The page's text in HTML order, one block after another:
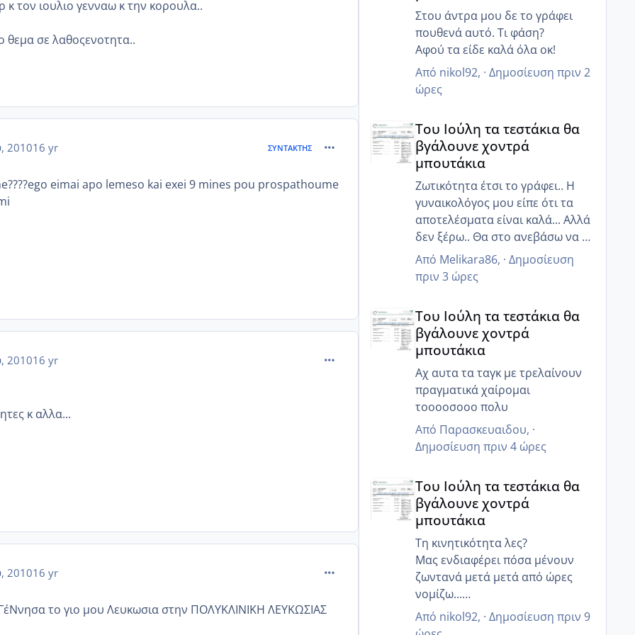
κ τον ιουλιο γενναω κ την κορουλα..
θεμα σε λαθοςενοτητα..
201016 yr ΣΥΝΤΆΚΤΗΣ comment_500000
eimai apo lemeso kai exei 9 mines pou prospathoume
201016 yr comment_500017
κ αλλα...
201016 yr comment_500025
το γιο μου Λευκωσια στην ΠΟΛΥΚΛΙΝΙΚΗ ΛΕΥΚΩΣΙΑΣ
Στου άντρα μου δε το γράφει
πουθενά αυτό. Τι φάση?
Αφού τα είδε καλά όλα οκ!
Από nikol92, · Δημοσίευση πριν 2
ώρες
Του Ιούλη τα τεστάκια θα
βγάλουνε χοντρά
μπουτάκια
Ζωτικότητα έτσι το γράφει.. Η
γυναικολόγος μου είπε ότι τα
αποτελέσματα είναι καλά... Αλλά
δεν ξέρω.. Θα στο ανεβάσω να το
δεις κ εσύ
Από Melikara86, · Δημοσίευση
πριν 3 ώρες
Του Ιούλη τα τεστάκια θα
βγάλουνε χοντρά
μπουτάκια
Αχ αυτα τα ταγκ με τρελαίνουν
πραγματικά χαίρομαι
τοοοοσοοο πολυ
Από Παρασκευαιδου, ·
Δημοσίευση πριν 4 ώρες
Του Ιούλη τα τεστάκια θα
βγάλουνε χοντρά
μπουτάκια
Τη κινητικότητα λες?
Μας ενδιαφέρει πόσα μένουν
ζωντανά μετά μετά από ώρες
νομίζω...
Γιατί ο άντρας μου έχει 85%
κινητικότητα, αλλα 6 ώρες μετά
Από nikol92, · Δημοσίευση πριν 9